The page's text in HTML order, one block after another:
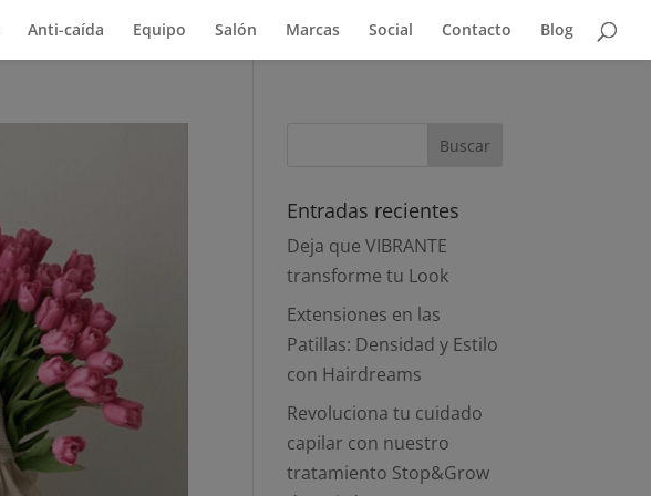
Anti-caída Equipo Salón Marcas Social Contacto Blog
Entradas recientes
Deja que VIBRANTE
transforme tu Look
Extensiones en las
Patillas: Densidad y Estilo
con Hairdreams
Revoluciona tu cuidado
capilar con nuestro
tratamiento Stop&Grow